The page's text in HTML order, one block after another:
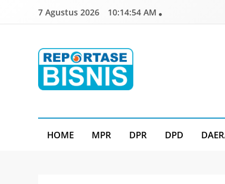
7 Agustus 2026 10:14:55 AM
HOME MPR DPR DPD